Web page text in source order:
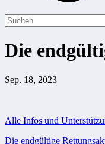
Die
Sep. 18, 2023
Alle Infos und
Die endgültige